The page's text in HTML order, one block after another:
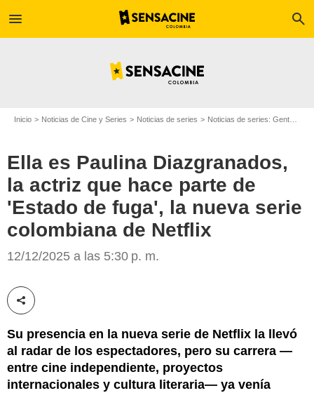
menu search
Inicio Noticias de Cine y Series Noticias de series Noticias de series: Gente
Ella es Paulina Diazgranados,
la actriz que hace parte de
'Estado de fuga', la nueva serie
colombiana de Netflix
12/12/2025 a las 5:30 p. m.
Compartir esta noticia
Su presencia en la nueva serie de Netflix la llevó
al radar de los espectadores, pero su carrera —
entre cine independiente, proyectos
internacionales y cultura literaria— ya venía
Google